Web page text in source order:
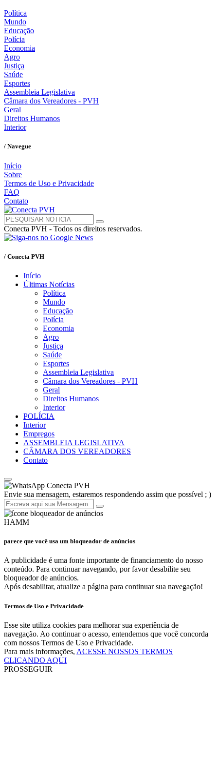
Política
Mundo
Educação
Polícia
Economia
Agro
Justiça
Saúde
Esportes
Assembleia Legislativa
Câmara dos Vereadores - PVH
Geral
Direitos Humanos
Interior
/ Navegue
Início
Sobre
Termos de Uso e Privacidade
FAQ
Contato
Conecta PVH - Todos os direitos reservados.
/ Conecta PVH
Início
Últimas Notícias
Política
Mundo
Educação
Polícia
Economia
Agro
Justiça
Saúde
Esportes
Assembleia Legislativa
Câmara dos Vereadores - PVH
Geral
Direitos Humanos
Interior
POLÍCIA
Interior
Empregos
ASSEMBLEIA LEGISLATIVA
CÂMARA DOS VEREADORES
Contato
Conecta PVH
Envie sua mensagem, estaremos respondendo assim que possível ; )
HAMM
parece que você usa um bloqueador de anúncios
A publicidade é uma fonte importante de financiamento do nosso
conteúdo. Para continuar navegando, por favor desabilite seu
bloqueador de anúncios.
Após desabilitar, atualize a página para continuar sua navegação!
Termos de Uso e Privacidade
Esse site utiliza cookies para melhorar sua experiência de
navegação. Ao continuar o acesso, entendemos que você concorda
com nossos Termos de Uso e Privacidade.
Para mais informações, ACESSE NOSSOS TERMOS
CLICANDO AQUI
PROSSEGUIR